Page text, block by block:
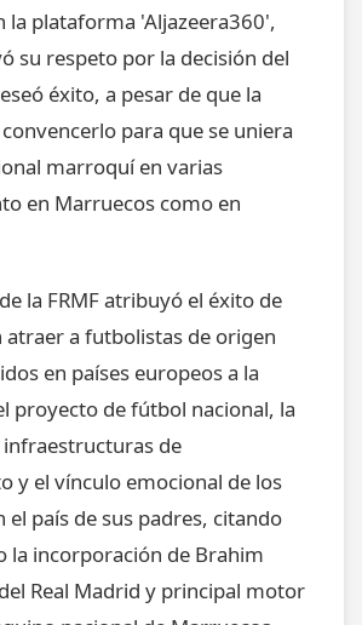
la plataforma 'Aljazeera360',
su respeto por la decisión del
éxito, a pesar de que la
para que se uniera
marroquí en varias
en Marruecos como en
la FRMF atribuyó el éxito de
atraer a futbolistas de origen
en países europeos a la
proyecto de fútbol nacional, la
de
y el vínculo emocional de los
el país de sus padres, citando
la incorporación de Brahim
Real Madrid y principal motor